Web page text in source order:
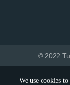
© 2022
We use cookies